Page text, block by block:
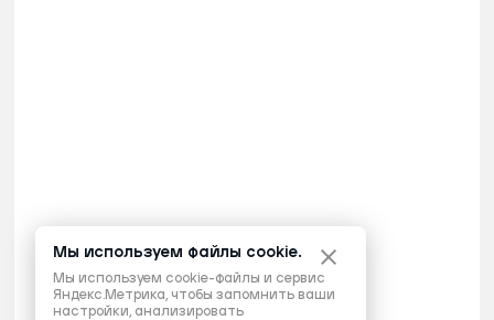
Мы используем файлы cookie.
Мы используем cookie-файлы и сервис
Яндекс.Метрика, чтобы запомнить ваши
настройки, анализировать